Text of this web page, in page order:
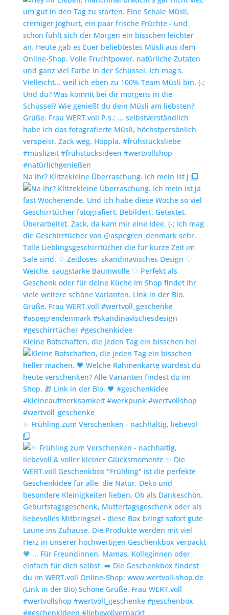
Na ihr? Klitzekleine Überraschung. Ich mein ist j
Kleine Botschaften, die jeden Tag ein bisschen hel
✨️ Frühling zum Verschenken - nachhaltig, liebevol